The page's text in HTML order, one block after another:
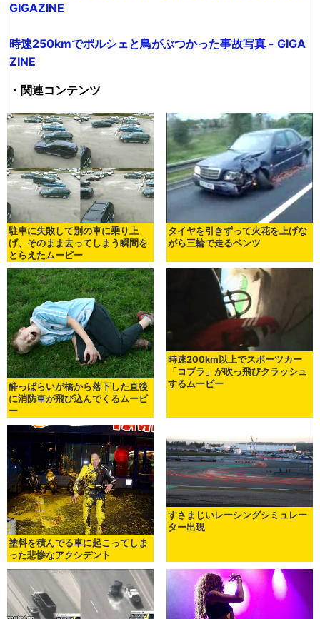
GIGAZINE
時速250kmでポルシェと鳥がぶつかった事故写真 - GIGA
ZINE
・関連コンテンツ
駐車に失敗して別の車に乗り上
げ、そのまま去ってしまう瞬間を
とらえたムービー
タイヤを引きずって火花を上げな
がら三輪で走るベンツ
酔っぱらいが橋から落下した直後
に消防車が飛び込んでくるムービ
ー
時速200km以上でスポーツカー
「コブラ」が吹っ飛びクラッシュ
するムービー
塗料を積んでる車に起こってしま
った悲惨なアクシデント
すさまじいレーシングシミュレー
ター出現